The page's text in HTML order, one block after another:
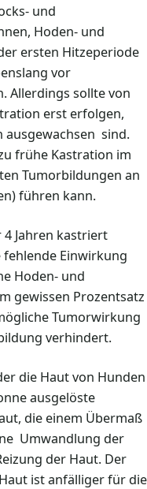
und
Hoden- und
ersten Hitzeperiode
vor
Allerdings sollte von
erst erfolgen,
ausgewachsen sind.
frühe Kastration im
Tumorbildungen an
führen kann.
Jahren kastriert
Einwirkung
Hoden- und
gewissen Prozentsatz
Tumorwirkung
verhindert.
die Haut von Hunden
ausgelöste
die einem Übermaß
Umwandlung der
der Haut. Der
ist anfälliger für die